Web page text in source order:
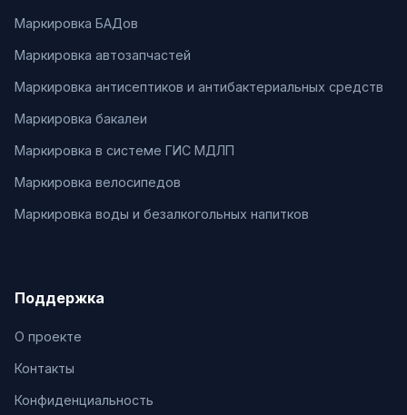
Маркировка БАДов
Маркировка автозапчастей
Маркировка антисептиков и антибактериальных средств
Маркировка бакалеи
Маркировка в системе ГИС МДЛП
Маркировка велосипедов
Маркировка воды и безалкогольных напитков
Поддержка
О проекте
Контакты
Конфиденциальность